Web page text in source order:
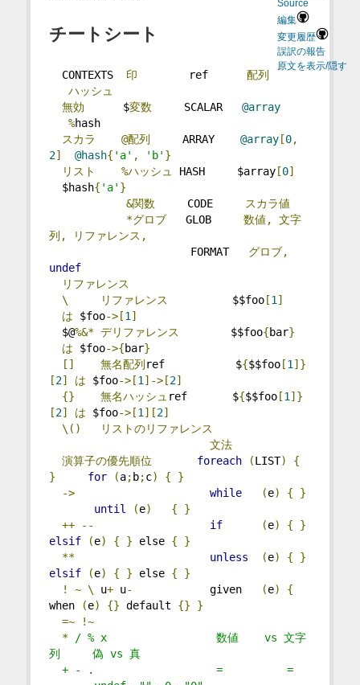
Source
編集
変更履歴
誤訳の報告
原文を表示/隠す
チートシート
CONTEXTS 印 ref 配列
ハッシュ
無効 $変数 SCALAR @array
%hash
スカラ
@配列 ARRAY @array[0,
2] @hash{ 'a' , 'b' }
リスト
%ハッシュ HASH     $array[0]
$hash{ 'a' }
&関数 CODE
スカラ値
*グロブ GLOB 数値,
文字
列,
リファレンス,
FORMAT グロブ,
undef
リファレンス
\
リファレンス $$foo[1 ]
は $foo->[1 ]
$@%&* デリファレンス $$foo{bar}
は $foo->{bar}
[]
無名配列 ref           ${$$foo[1 ]}
[2] は $foo->[1 ]->[2]
{}
無名ハッシュ ref       ${$$foo[1 ]}
[2] は $foo->[1 ][2]
\()
リストのリファレンス
文法
演算子の優先順位
foreach (LIST)
{
}
for (a; b;c) {
}
->
while (e) {
}
until
(e) {
}
++
-- if (e) {
}
elsif
(e) { } else {
}
**
unless (e) {
}
elsif
(e) { } else {
}
!
~ \ u+ u- given (e)
{
when
(e) {} default {}
}
=~
!~
*
/ % x                 数値    vs 文字
列     偽 vs 真
+ - .                   =          =